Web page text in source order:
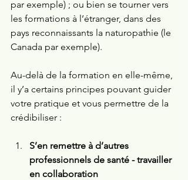
par exemple) ; ou bien se tourner vers
les formations à l’étranger, dans des
pays reconnaissants la naturopathie (le
Canada par exemple).
Au-delà de la formation en elle-même,
il y’a certains principes pouvant guider
votre pratique et vous permettre de la
crédibiliser :
S’en remettre à d’autres
professionnels de santé - travailler
en collaboration